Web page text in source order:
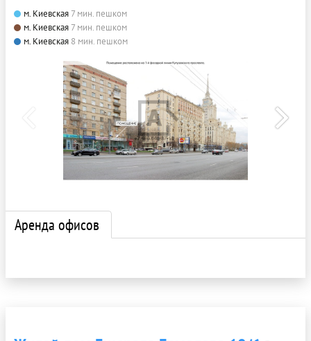
м. Киевская 7 мин. пешком
м. Киевская 7 мин. пешком
м. Киевская 8 мин. пешком
Аренда офисов